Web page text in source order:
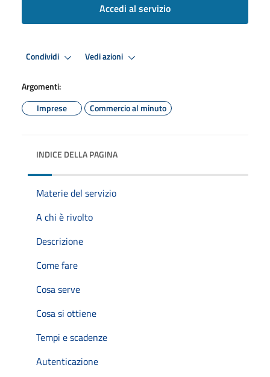
Accedi al servizio
Condividi Vedi azioni
Argomenti:
Imprese
Commercio al minuto
INDICE DELLA PAGINA
Materie del servizio
A chi è rivolto
Descrizione
Come fare
Cosa serve
Cosa si ottiene
Tempi e scadenze
Autenticazione